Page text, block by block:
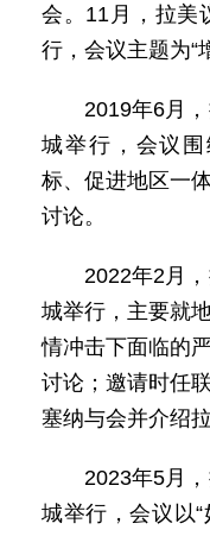
会。11月，拉美
行，会议主题为“
2019年6月
城举行，会议
标、促进地区一
讨论。
2022年2月
城举行，主要就
情冲击下面临的
讨论；邀请时任
塞纳与会并介绍
2023年5月
城举行，会议以